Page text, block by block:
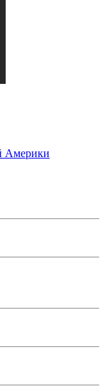
Америки